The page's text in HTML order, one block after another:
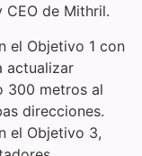
de Mithril.
el Objetivo 1 con
actualizar
300 metros al
direcciones.
el Objetivo 3,